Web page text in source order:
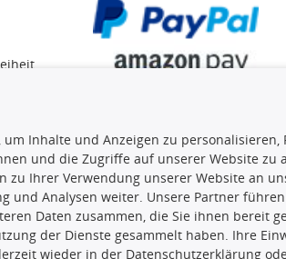
gesamte Datenbank, dürfen nicht kopiert
TecDocs zu vervielfältigen, zu
eine Urheberrechtsverletzung dar und
um Inhalte und Anzeigen zu
und die Zugriffe auf unserer Website zu
zu Ihrer Verwendung unserer Website an
und Analysen weiter. Unsere Partner
Daten zusammen, die Sie ihnen bereit
der Dienste gesammelt haben. Ihre
wieder in der Datenschutzerklärung